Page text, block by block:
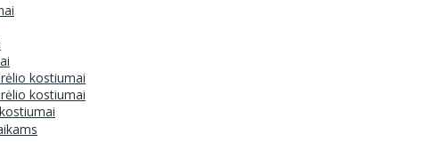
kostiumai
kostiumai